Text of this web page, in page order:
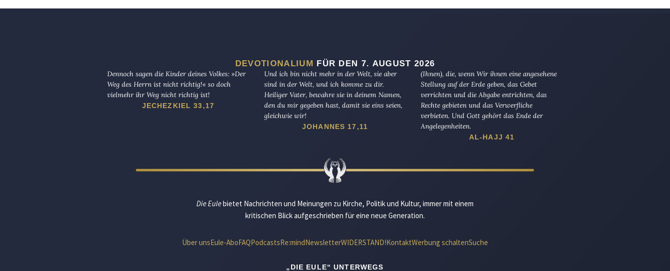
DEVOTIONALIUM FÜR DEN 7. AUGUST 2026
Dennoch sagen die Kinder deines Volkes: »Der
Weg des Herrn ist nicht richtig!« so doch
vielmehr ihr Weg nicht richtig ist!
JECHEZKIEL 33,17
Und ich bin nicht mehr in der Welt, sie aber
sind in der Welt, und ich komme zu dir.
Heiliger Vater, bewahre sie in deinem Namen,
den du mir gegeben hast, damit sie eins seien,
gleichwie wir!
JOHANNES 17,11
(Ihnen), die, wenn Wir ihnen eine angesehene
Stellung auf der Erde geben, das Gebet
verrichten und die Abgabe entrichten, das
Rechte gebieten und das Verwerfliche
verbieten. Und Gott gehört das Ende der
Angelegenheiten.
AL-HAJJ 41
Die Eulebietet Nachrichten und Meinungen zu Kirche, Politik und Kultur, immer mit einem
kritischen Blick aufgeschrieben für eine neue Generation.
Über unsEule-AboFAQPodcastsRe:mindNewsletterWIDERSTAND!KontaktWerbung schaltenSuche
„DIE EULE“ UNTERWEGS